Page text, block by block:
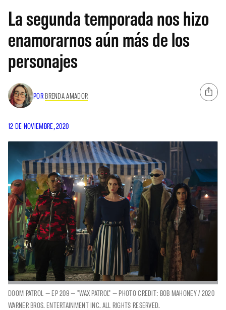
La segunda temporada nos hizo
enamorarnos aún más de los
personajes
POR BRENDA AMADOR
12 DE NOVIEMBRE, 2020
DOOM PATROL — EP 209 — "WAX PATROL" — PHOTO CREDIT: BOB MAHONEY / 2020
WARNER BROS. ENTERTAINMENT INC. ALL RIGHTS RESERVED.